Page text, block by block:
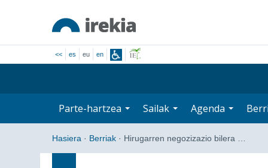
<< es eu en
Parte-hartzea Sailak Agenda
Hasiera · Berriak · Hirugarren negozizazio bilera …